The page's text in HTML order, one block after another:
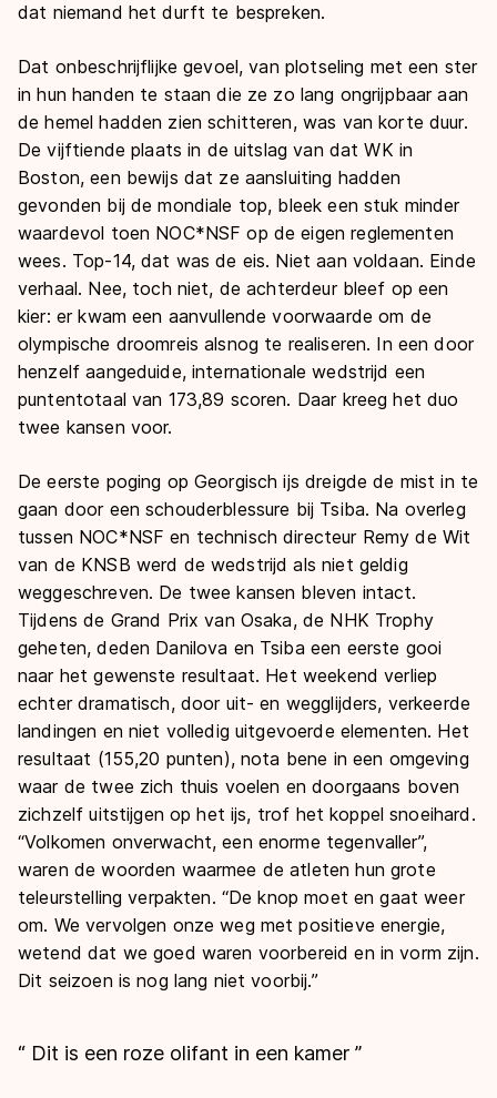
dat niemand het durft te bespreken.
Dat onbeschrijflijke gevoel, van plotseling met een ster
in hun handen te staan die ze zo lang ongrijpbaar aan
de hemel hadden zien schitteren, was van korte duur.
De vijftiende plaats in de uitslag van dat WK in
Boston, een bewijs dat ze aansluiting hadden
gevonden bij de mondiale top, bleek een stuk minder
waardevol toen NOC*NSF op de eigen reglementen
wees. Top-14, dat was de eis. Niet aan voldaan. Einde
verhaal. Nee, toch niet, de achterdeur bleef op een
kier: er kwam een aanvullende voorwaarde om de
olympische droomreis alsnog te realiseren. In een door
henzelf aangeduide, internationale wedstrijd een
puntentotaal van 173,89 scoren. Daar kreeg het duo
twee kansen voor.
De eerste poging op Georgisch ijs dreigde de mist in te
gaan door een schouderblessure bij Tsiba. Na overleg
tussen NOC*NSF en technisch directeur Remy de Wit
van de KNSB werd de wedstrijd als niet geldig
weggeschreven. De twee kansen bleven intact.
Tijdens de Grand Prix van Osaka, de NHK Trophy
geheten, deden Danilova en Tsiba een eerste gooi
naar het gewenste resultaat. Het weekend verliep
echter dramatisch, door uit- en wegglijders, verkeerde
landingen en niet volledig uitgevoerde elementen. Het
resultaat (155,20 punten), nota bene in een omgeving
waar de twee zich thuis voelen en doorgaans boven
zichzelf uitstijgen op het ijs, trof het koppel snoeihard.
“Volkomen onverwacht, een enorme tegenvaller”,
waren de woorden waarmee de atleten hun grote
teleurstelling verpakten. “De knop moet en gaat weer
om. We vervolgen onze weg met positieve energie,
wetend dat we goed waren voorbereid en in vorm zijn.
Dit seizoen is nog lang niet voorbij.”
“ Dit is een roze olifant in een kamer ”